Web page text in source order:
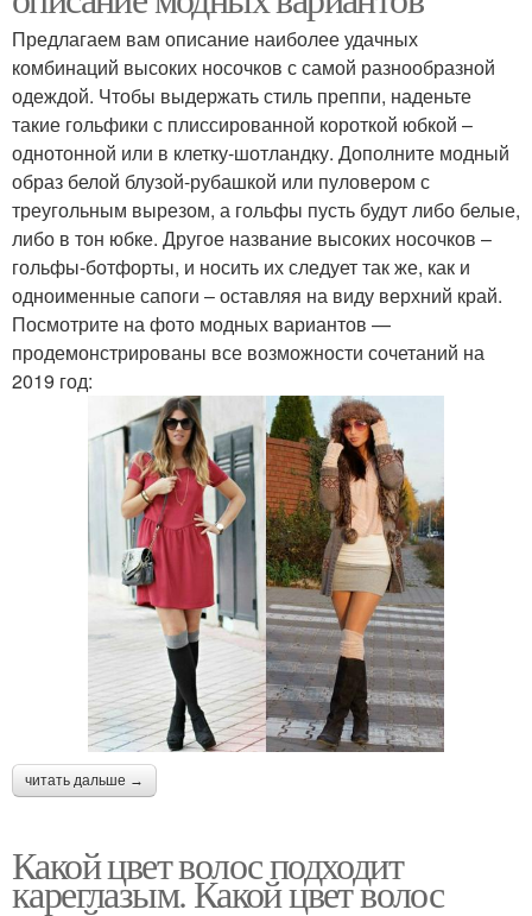
Предлагаем вам описание наиболее удачных
комбинаций высоких носочков с самой разнообразной
одеждой. Чтобы выдержать стиль преппи, наденьте
такие гольфики с плиссированной короткой юбкой –
однотонной или в клетку-шотландку. Дополните модный
образ белой блузой-рубашкой или пуловером с
треугольным вырезом, а гольфы пусть будут либо белые,
либо в тон юбке. Другое название высоких носочков –
гольфы-ботфорты, и носить их следует так же, как и
одноименные сапоги – оставляя на виду верхний край.
Посмотрите на фото модных вариантов —
продемонстрированы все возможности сочетаний на
2019 год:
читать дальше →
Какой цвет волос подходит
кареглазым. Какой цвет волос